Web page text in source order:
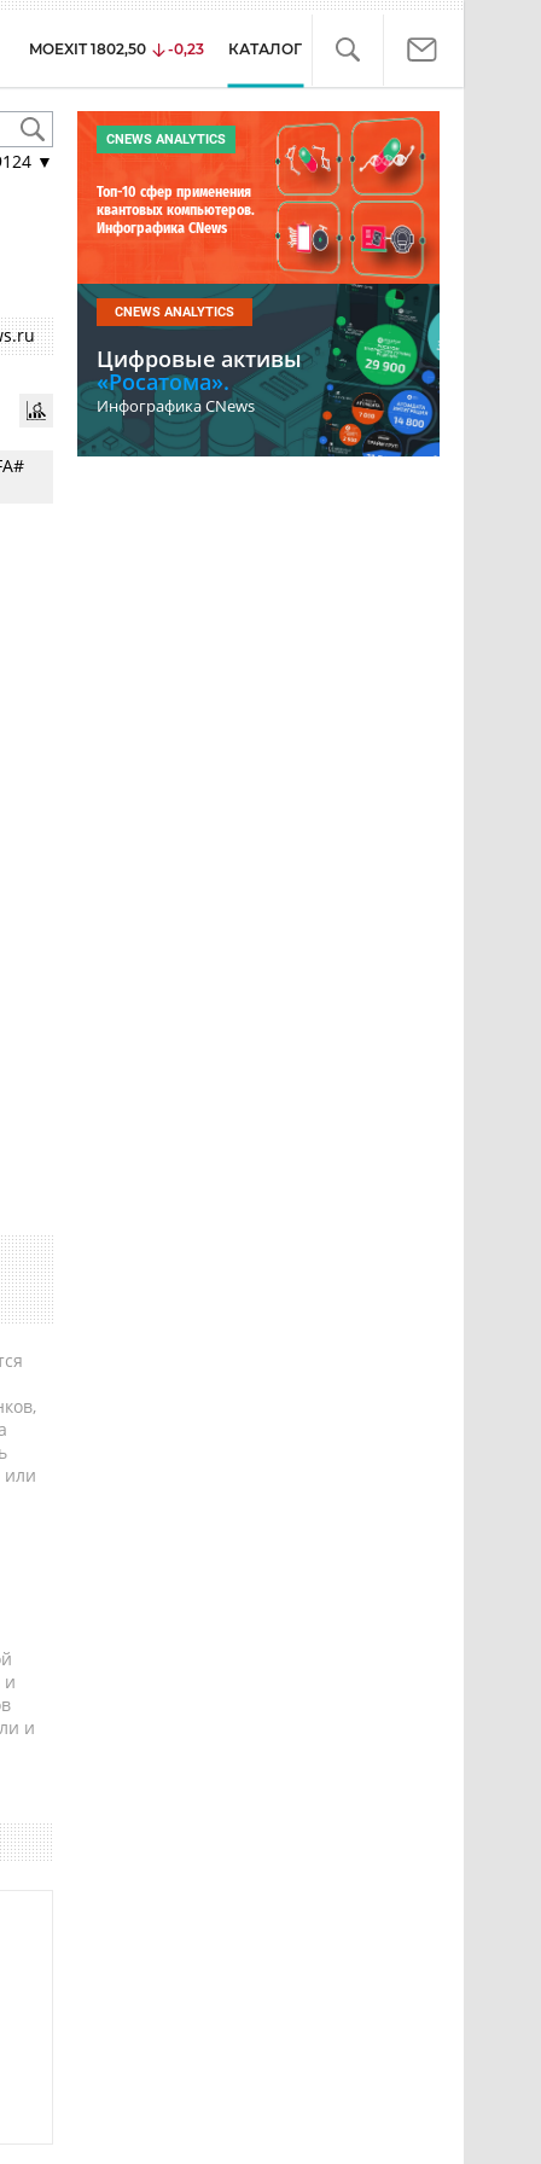
MOEXIT 1802,50 -0,23 КАТАЛОГ
▼
или
и
и
CNEWS ANALYTICS
Топ-10 сфер применения
квантовых компьютеров.
Инфографика CNews
CNEWS ANALYTICS
Цифровые активы
«Росатома».
Инфографика CNews